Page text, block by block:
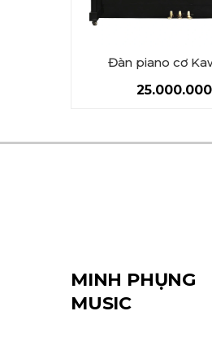
Đàn piano cơ
25.000.000
MINH PHỤNG
MUSIC